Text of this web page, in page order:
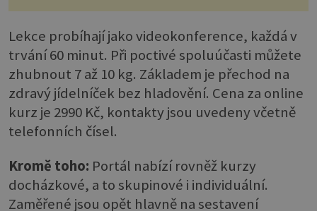
Lekce probíhají jako videokonference, každá v
trvání 60 minut. Při poctivé spoluúčasti můžete
zhubnout 7 až 10 kg. Základem je přechod na
zdravý jídelníček bez hladovění. Cena za online
kurz je 2990 Kč, kontakty jsou uvedeny včetně
telefonních čísel.
Kromě toho: Portál nabízí rovněž kurzy
docházkové, a to skupinové i individuální.
Zaměřené jsou opět hlavně na sestavení